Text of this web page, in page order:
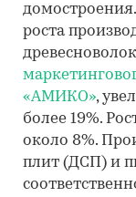
роста
«АМИКО»,
более 19%.
около 8%.
плит (ДСП) и